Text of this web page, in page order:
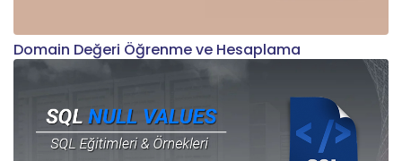
Domain Değeri Öğrenme ve Hesaplama